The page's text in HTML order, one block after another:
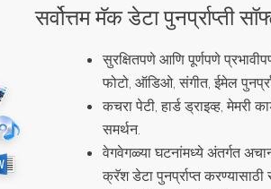
सर्वोत्तम मॅक डेटा पुनर्प्राप्ती
सुरक्षितपणे आणि पूर्णपणे
फोटो, ऑडिओ, संगीत, ईमेल
कचरा पेटी, हार्ड ड्राइव्ह, मेमरी
समर्थन.
वेगवेगळ्या घटनांमध्ये अंतर्गत
क्रॅश डेटा पुनर्प्राप्त करण्यासाठी